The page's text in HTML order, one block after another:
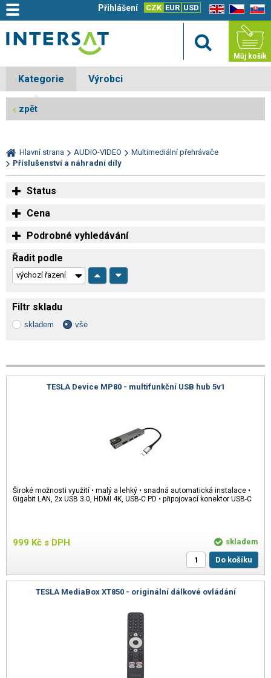
EN CZ SK
CZK EUR USD
Přihlášení
Můj košík
Kategorie Výrobci
zpět
Hlavní strana AUDIO-VIDEO
Multimediální přehrávače
Příslušenství a náhradní díly
Status
Cena
Podrobné vyhledávání
Řadit podle
Filtr skladu
skladem vše
TESLA Device MP80 - multifunkční USB hub 5v1
Široké možnosti využití • malý a lehký • snadná automatická instalace •
Gigabit LAN, 2x USB 3.0, HDMI 4K, USB-C PD • připojovací konektor USB-C
999 Kč s DPH
skladem
Do košíku
TESLA MediaBox XT850 - originální dálkové ovládání